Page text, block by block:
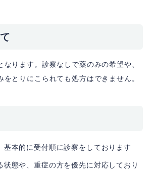
なります。診察なしで薬のみの希望や、
をとりにこられても処方はできません。
基本的に受付順に診察をしております
状態や、重症の方を優先に対応しており